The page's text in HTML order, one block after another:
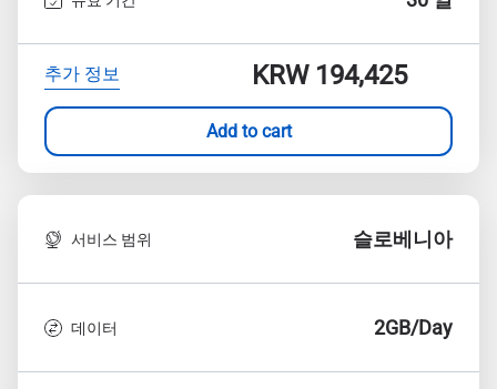
추가 정보 KRW 194,425
Add to cart
서비스 범위 슬로베니아
데이터 2GB/Day